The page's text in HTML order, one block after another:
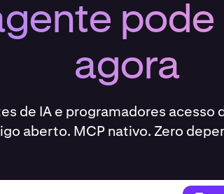
agora
de IA e programadores
aberto. MCP nativo. Zero